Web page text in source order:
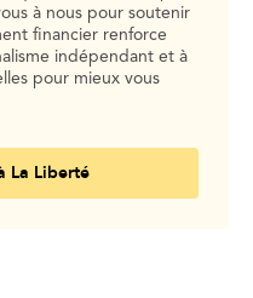
à nous pour soutenir
financier renforce
indépendant et à
pour mieux vous
La Liberté